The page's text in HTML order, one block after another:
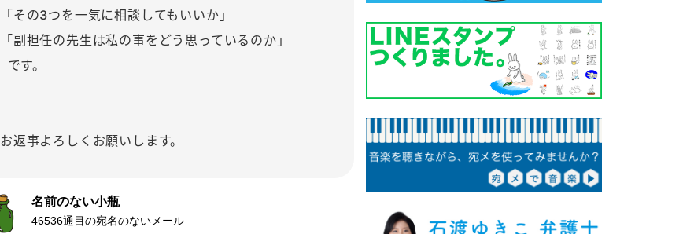
「その3つを一気に相談してもいいか」
「副担任の先生は私の事をどう思っているのか」
です。
お返事よろしくお願いします。
名前のない小瓶
46536通目の宛名のないメール